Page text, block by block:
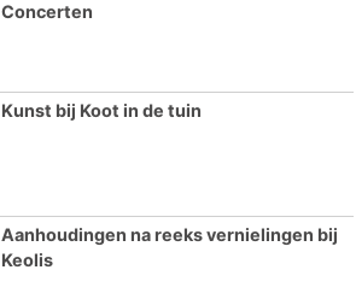
Concerten
Kunst bij Koot in de tuin
Aanhoudingen na reeks vernielingen bij
Keolis